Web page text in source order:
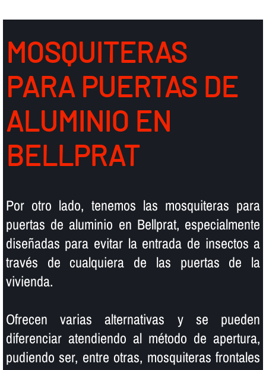
MOSQUITERAS
PARA PUERTAS DE
ALUMINIO EN
BELLPRAT
Por otro lado, tenemos las mosquiteras para
puertas de aluminio en Bellprat, especialmente
diseñadas para evitar la entrada de insectos a
través de cualquiera de las puertas de la
vivienda.
Ofrecen varias alternativas y se pueden
diferenciar atendiendo al método de apertura,
pudiendo ser, entre otras, mosquiteras frontales